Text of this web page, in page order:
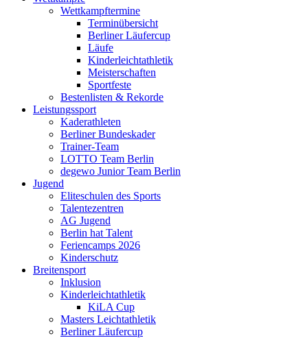
Wettkampftermine
Terminübersicht
Berliner Läufercup
Läufe
Kinderleichtathletik
Meisterschaften
Sportfeste
Bestenlisten & Rekorde
Leistungssport
Kaderathleten
Berliner Bundeskader
Trainer-Team
LOTTO Team Berlin
degewo Junior Team Berlin
Jugend
Eliteschulen des Sports
Talentezentren
AG Jugend
Berlin hat Talent
Feriencamps 2026
Kinderschutz
Breitensport
Inklusion
Kinderleichtathletik
KiLA Cup
Masters Leichtathletik
Berliner Läufercup